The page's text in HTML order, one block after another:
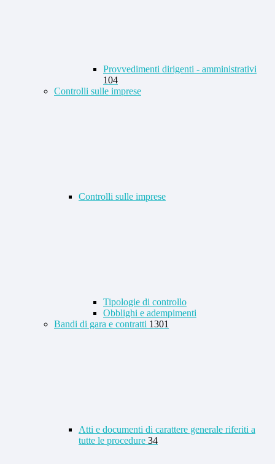
Provvedimenti dirigenti - amministrativi
104
Controlli sulle imprese
Controlli sulle imprese
Tipologie di controllo
Obblighi e adempimenti
Bandi di gara e contratti 1301
Atti e documenti di carattere generale riferiti a
tutte le procedure 34